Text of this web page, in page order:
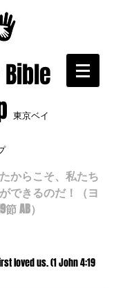
東京ベイ
からこそ、私たち
できるのだ！（ヨ
AB）
loved us. (1 John 4:19